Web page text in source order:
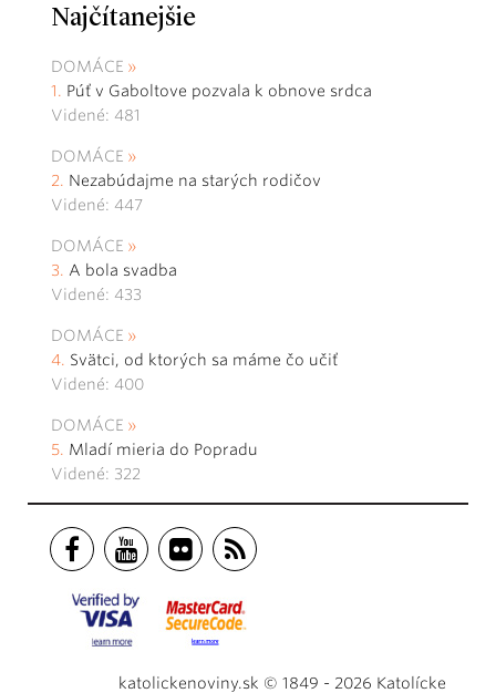
Najčítanejšie
DOMÁCE
Púť v Gaboltove pozvala k obnove srdca
Videné: 481
DOMÁCE
Nezabúdajme na starých rodičov
Videné: 447
DOMÁCE
A bola svadba
Videné: 433
DOMÁCE
Svätci, od ktorých sa máme čo učiť
Videné: 400
DOMÁCE
Mladí mieria do Popradu
Videné: 322
katolickenoviny.sk © 1849 - 2026 Katolícke